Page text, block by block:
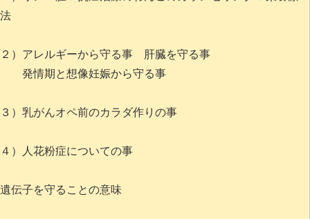
法
２）アレルギーから守る事 肝臓を守る事
発情期と想像妊娠から守る事
３）乳がんオペ前のカラダ作りの事
４）人花粉症についての事
遺伝子を守ることの意味